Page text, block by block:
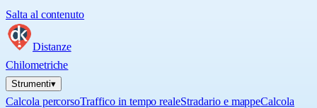
Salta al contenuto
Distanze
Chilometriche
Strumenti▾
Calcola percorsoTraffico in tempo realeStradario e mappeCalcola